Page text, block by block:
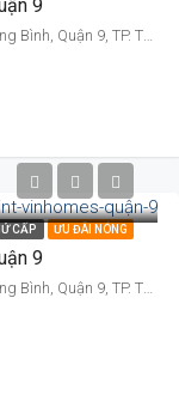
9
CẤP ƯU ĐÃI NÓNG
9
Masteri Centre Point, Vinhomes Grand Park, P. Long Bình, Quận 9, TP. Thủ Đức, TP. HCM